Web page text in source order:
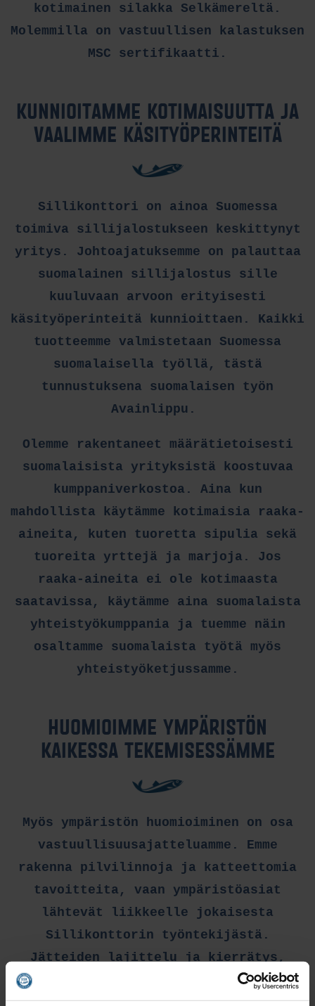
kotimainen silakka Selkämereltä.
Molemmilla on vastuullisen kalastuksen
MSC sertifikaatti.
KUNNIOITAMME KOTIMAISUUTTA JA
VAALIMME KÄSITYÖPERINTEITÄ
Sillikonttori on ainoa Suomessa
toimiva sillijalostukseen keskittynyt
yritys. Johtoajatuksemme on palauttaa
suomalainen sillijalostus sille
kuuluvaan arvoon erityisesti
käsityöperinteitä kunnioittaen. Kaikki
tuotteemme valmistetaan Suomessa
suomalaisella työllä, tästä
tunnustuksena suomalaisen työn
Avainlippu.
Olemme rakentaneet määrätietoisesti
suomalaisista yrityksistä koostuvaa
kumppaniverkostoa. Aina kun
mahdollista käytämme kotimaisia raaka-
aineita, kuten tuoretta sipulia sekä
tuoreita yrttejä ja marjoja. Jos
raaka-aineita ei ole kotimaasta
saatavissa, käytämme aina suomalaista
yhteistyökumppania ja tuemme näin
osaltamme suomalaista työtä myös
yhteistyöketjussamme.
HUOMIOIMME YMPÄRISTÖN
KAIKESSA TEKEMISESSÄMME
Myös ympäristön huomioiminen on osa
vastuullisuusajatteluamme. Emme
rakenna pilvilinnoja ja katteettomia
tavoitteita, vaan ympäristöasiat
lähtevät liikkeelle jokaisesta
Sillikonttorin työntekijästä.
Jätteiden lajittelu ja kierrätys,
hävikin minimointi ja energiatehokkuus
ovat pieniä, mutta merkittäviä